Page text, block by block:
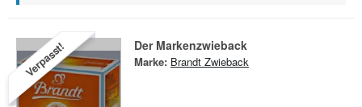
Verpasst! Der Markenzwieback
Marke: Brandt Zwieback